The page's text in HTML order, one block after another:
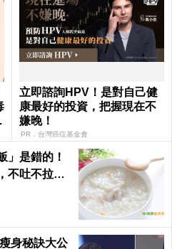
立即諮詢HPV！是對自己健
康最好的投資，把握現在不
嫌晚！
PR．台灣癌症基金會
」是錯的！
不吐不拉、
身秘訣大公